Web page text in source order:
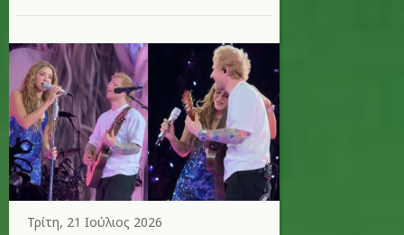
Τρίτη, 21 Ιούλιος 2026